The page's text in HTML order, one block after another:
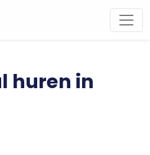
huren in